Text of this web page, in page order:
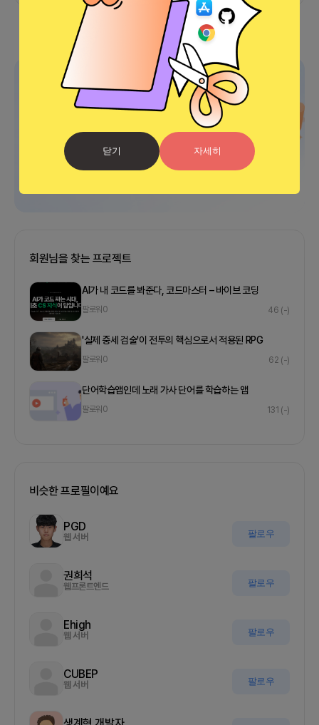
닫기 자세히
회원님을 찾는 프로젝트
AI가 내 코드를 봐준다, 코드마스터 – 바이브 코딩
팔로워 0 46 (-)
' 실제 중세 검술'이 전투의 핵심으로서 적용된 RPG
팔로워 0 62 (-)
단어학습앱인데 노래 가사 단어를 학습하는 앱
팔로워 0 131 (-)
비슷한 프로필이예요
PGD
웹 서버 팔로우
권희석
웹프론트엔드 팔로우
Ehigh
웹 서버 팔로우
CUBEP
웹 서버 팔로우